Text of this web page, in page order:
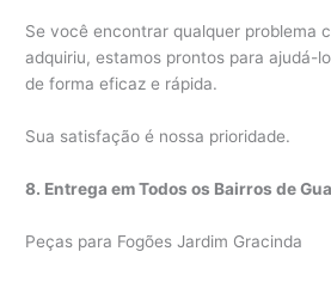
Se você encontrar qualquer problema
adquiriu, estamos prontos para ajudá-
de forma eficaz e rápida.
Sua satisfação é nossa prioridade.
8. Entrega em Todos os Bairros de
Peças para Fogões Jardim Gracinda